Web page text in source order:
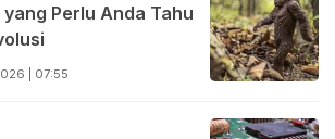
Perlu Anda Tahu
| 07:55